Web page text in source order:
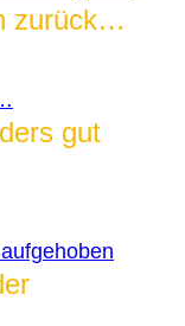
zurück…
gut